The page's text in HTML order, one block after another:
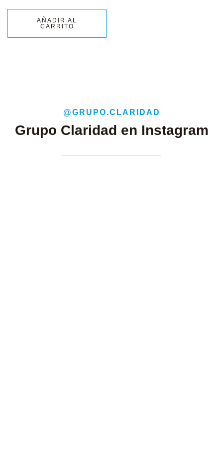
AÑADIR AL
CARRITO
@GRUPO.CLARIDAD
Grupo Claridad en Instagram